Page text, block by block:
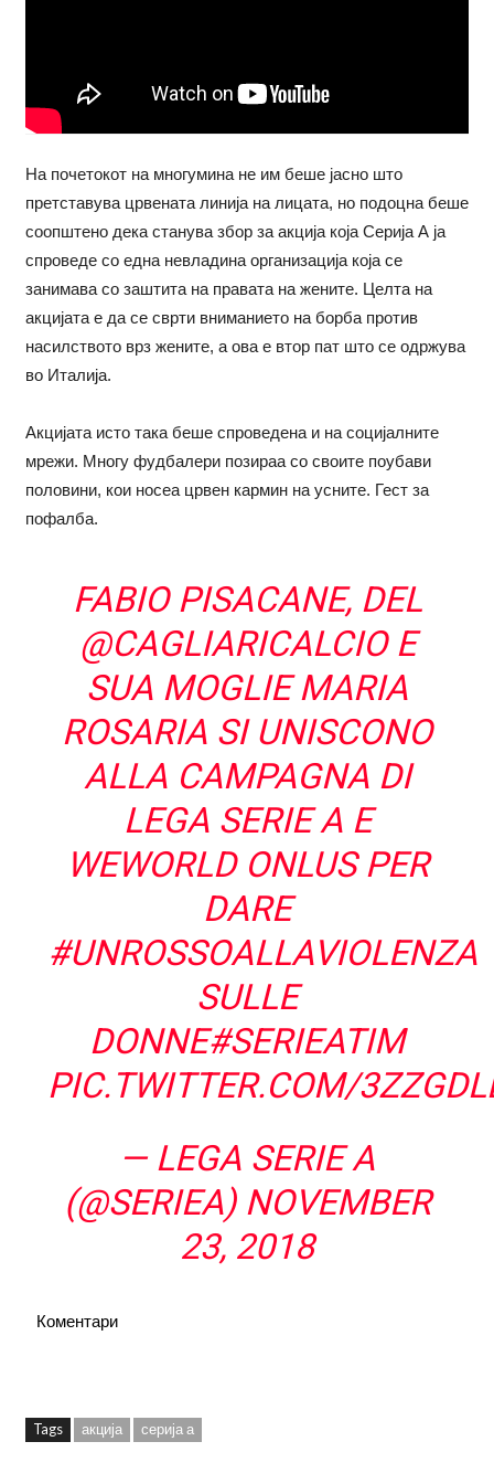
На почетокот на многумина не им беше јасно што
претставува црвената линија на лицата, но подоцна беше
соопштено дека станува збор за акција која Серија А ја
спроведе со една невладина организација која се
занимава со заштита на правата на жените. Целта на
акцијата е да се сврти вниманието на борба против
насилството врз жените, а ова е втор пат што се одржува
во Италија.
Акцијата исто така беше спроведена и на социјалните
мрежи. Многу фудбалери позираа со своите поубави
половини, кои носеа црвен кармин на усните. Гест за
пофалба.
FABIO PISACANE, DEL
@CAGLIARICALCIOE
SUA MOGLIE MARIA
ROSARIA SI UNISCONO
ALLA CAMPAGNA DI
LEGA SERIE A E
WEWORLD ONLUS PER
DARE
#UNROSSOALLAVIOLENZA
SULLE
DONNE#SERIEATIM
PIC.TWITTER.COM/
— LEGA SERIE A
(@SERIEA) NOVEMBER
23, 2018
Коментари
Tags акција серија а